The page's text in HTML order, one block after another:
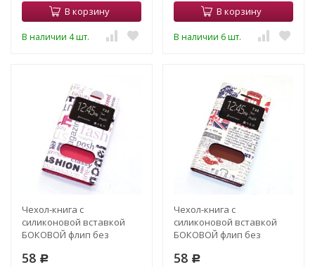
В корзину
В наличии 4 шт.
В корзину
В наличии 6 шт.
Чехол-книга с
силиконовой вставкой
БОКОВОЙ флип без
Слова на белом
58 Р
Чехол-книга с
силиконовой вставкой
БОКОВОЙ флип без
Газета
58 Р